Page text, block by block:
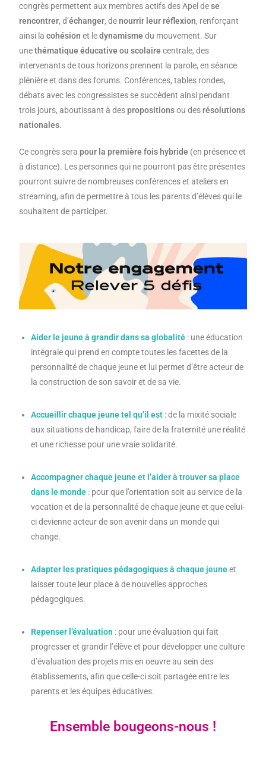
congrès permettent aux membres actifs des Apel dese
rencontrer, d’échanger, denourrir leur réflexion, renforçant
ainsi lacohésion et ledynamisme du mouvement. Sur
unethématique éducative ou scolaire centrale, des
intervenants de tous horizons prennent la parole, en séance
plénière et dans des forums. Conférences, tables rondes,
débats avec les congressistes se succèdent ainsi pendant
trois jours, aboutissant à despropositionsou desrésolutions
nationales.
Ce congrès serapour la première fois hybride (en présence et
à distance). Les personnes qui ne pourront pas être présentes
pourront suivre de nombreuses conférences et ateliers en
streaming, afin de permettre à tous les parents d’élèves qui le
souhaitent de participer.
Aider le jeune à grandir dans sa globalité : une éducation
intégrale qui prend en compte toutes les facettes de la
personnalité de chaque jeune et lui permet d’être acteur de
la construction de son savoir et de sa vie.
Accueillir chaque jeune tel qu’il est : de la mixité sociale
aux situations de handicap, faire de la fraternité une réalité
et une richesse pour une vraie solidarité.
Accompagner chaque jeune et l’aider à trouver sa place
dans le monde : pour que l’orientation soit au service de la
vocation et de la personnalité de chaque jeune et que celui-
ci devienne acteur de son avenir dans un monde qui
change.
Adapter les pratiques pédagogiques à chaque jeuneet
laisser toute leur place à de nouvelles approches
pédagogiques.
Repenser l’évaluation : pour une évaluation qui fait
progresser et grandir l’élève et pour développer une culture
d’évaluation des projets mis en oeuvre au sein des
établissements, afin que celle-ci soit partagée entre les
parents et les équipes éducatives.
Ensemble bougeons-nous !